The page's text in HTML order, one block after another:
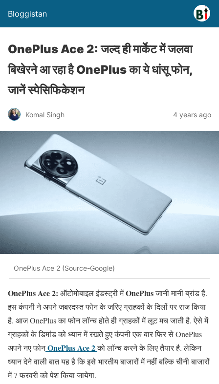
Bloggistan
OnePlus Ace 2: जल्द ही मार्केट में जलवा
बिखेरने आ रहा है OnePlus का ये धांसू फोन,
जानें स्पेसिफिकेशन
Komal Singh 4 years ago
OnePlus Ace 2 (Source-Google)
OnePlus Ace 2: ऑटोमोबाइल इंडस्ट्री मेंOnePlusजानी मानी ब्रांड है.
इस कंपनी ने अपने जबरदस्त फोन के जरिए ग्राहकों के दिलों पर राज किया
है. आज OnePlus का फोन लॉन्च होते ही ग्राहकों में लूट मच जाती है. ऐसे में
ग्राहकों के डिमांड को ध्यान में रखते हुए कंपनी एक बार फिर से OnePlus
अपने नए फोनOnePlus Ace 2को लॉन्च करने के लिए तैयार है. लेकिन
ध्यान देने वाली बात यह है कि इसे भारतीय बाजारों में नहीं बल्कि चीनी बाजारों
में 7 फरवरी को पेश किया जायेगा.